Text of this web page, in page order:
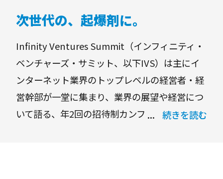
次世代の、起爆剤に。
Infinity Ventures Summit（インフィニティ・
ベンチャーズ・サミット、以下IVS）は主にイ
ンターネット業界のトップレベルの経営者・経
営幹部が一堂に集まり、業界の展望や経営につ
いて語る、年2回の招待制カンファレンスで
続きを読む